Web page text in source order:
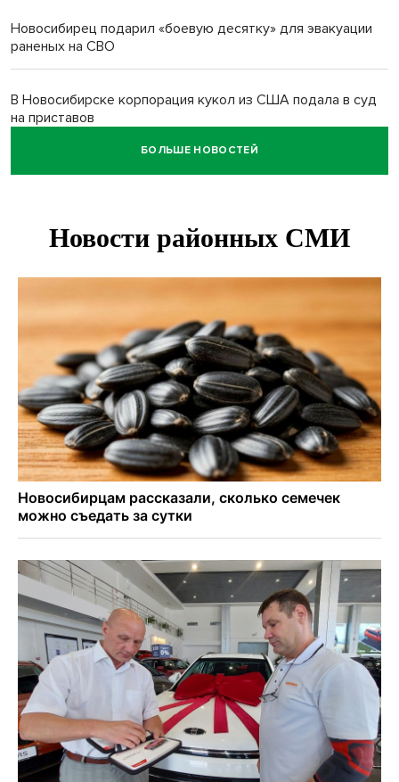
Новосибирец подарил «боевую десятку» для эвакуации
раненых на СВО
В Новосибирске корпорация кукол из США подала в суд
на приставов
В Новосибирске минздрав объявил бесплатную
В Новосибирске врачи прооперировали 25 тысяч
новосибирском зоопарке
Новосибирские хирурги спасли сердце восьмиклассницы
с донорским клапаном
БОЛЬШЕ НОВОСТЕЙ